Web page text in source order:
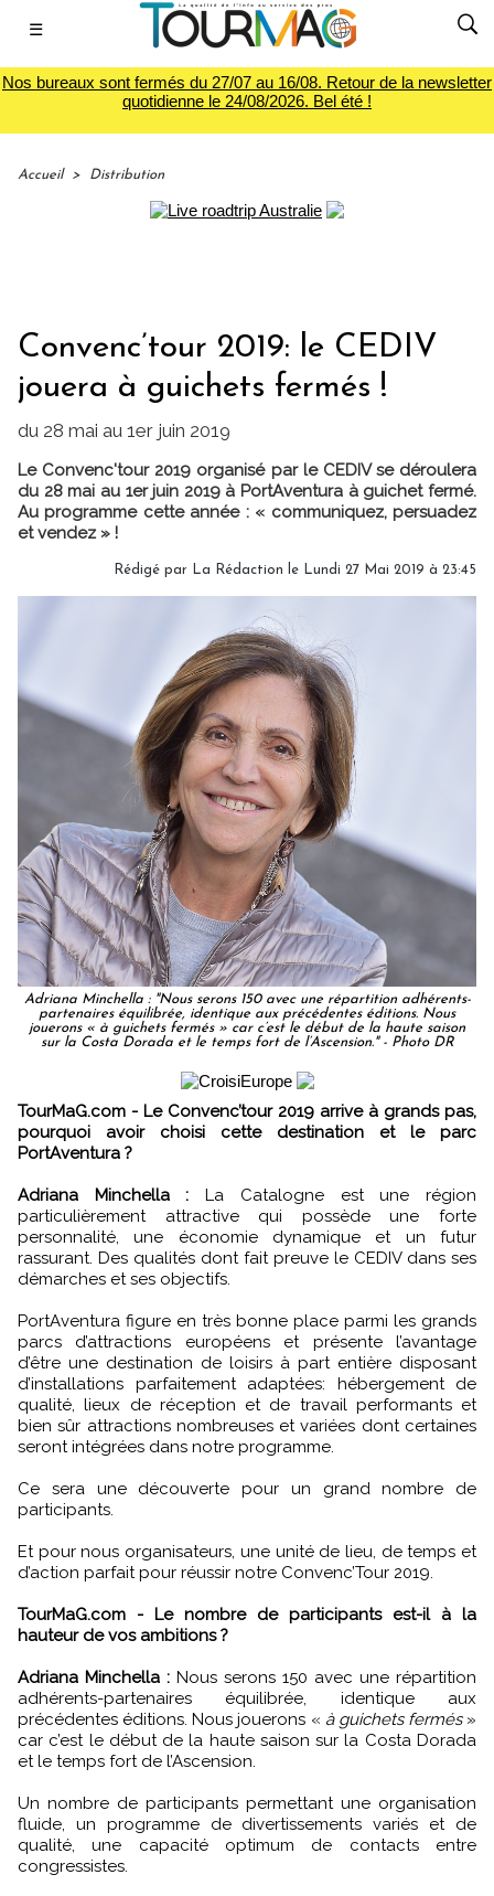
☰
Nos bureaux sont fermés du 27/07 au 16/08. Retour de la newsletter
quotidienne le 24/08/2026. Bel été !
Accueil > Distribution
Convenc’tour 2019: le CEDIV
jouera à guichets fermés !
du 28 mai au 1er juin 2019
Le Convenc'tour 2019 organisé par le CEDIV se déroulera
du 28 mai au 1er juin 2019 à PortAventura à guichet fermé.
Au programme cette année : « communiquez, persuadez
et vendez » !
Rédigé par La Rédaction le Lundi 27 Mai 2019 à 23:45
Adriana Minchella : "Nous serons 150 avec une répartition adhérents-
partenaires équilibrée, identique aux précédentes éditions. Nous
jouerons « à guichets fermés » car c’est le début de la haute saison
sur la Costa Dorada et le temps fort de l’Ascension." - Photo DR
TourMaG.com - Le Convenc’tour 2019 arrive à grands pas,
pourquoi avoir choisi cette destination et le parc
PortAventura ?
Adriana Minchella : La Catalogne est une région
particulièrement attractive qui possède une forte
personnalité, une économie dynamique et un futur
rassurant. Des qualités dont fait preuve le CEDIV dans ses
démarches et ses objectifs.
PortAventura figure en très bonne place parmi les grands
parcs d’attractions européens et présente l’avantage
d’être une destination de loisirs à part entière disposant
d’installations parfaitement adaptées: hébergement de
qualité, lieux de réception et de travail performants et
bien sûr attractions nombreuses et variées dont certaines
seront intégrées dans notre programme.
Ce sera une découverte pour un grand nombre de
participants.
Et pour nous organisateurs, une unité de lieu, de temps et
d’action parfait pour réussir notre Convenc’Tour 2019.
TourMaG.com - Le nombre de participants est-il à la
hauteur de vos ambitions ?
Adriana Minchella : Nous serons 150 avec une répartition
adhérents-partenaires équilibrée, identique aux
précédentes éditions. Nous jouerons « à guichets fermés»
car c’est le début de la haute saison sur la Costa Dorada
et le temps fort de l’Ascension.
Un nombre de participants permettant une organisation
fluide, un programme de divertissements variés et de
qualité, une capacité optimum de contacts entre
congressistes.